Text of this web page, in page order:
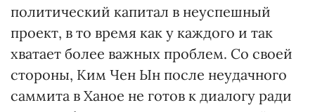
политический капитал в неуспешный
проект, в то время как у каждого и так
хватает более важных проблем. Со своей
стороны, Ким Чен Ын после неудачного
саммита в Ханое не готов к диалогу ради